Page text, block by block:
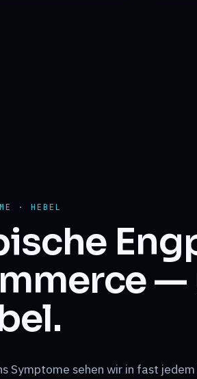
· HEBEL
—
Symptome sehen wir in fast